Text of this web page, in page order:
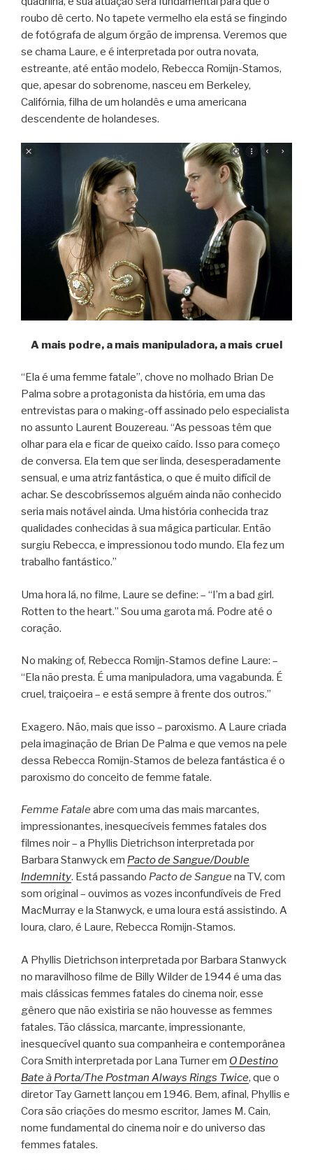
roubo dê certo. No tapete vermelho ela está se fingindo
de fotógrafa de algum órgão de imprensa. Veremos que
se chama Laure, e é interpretada por outra novata,
estreante, até então modelo, Rebecca Romijn-Stamos,
que, apesar do sobrenome, nasceu em Berkeley,
Califórnia, filha de um holandês e uma americana
descendente de holandeses.
A mais podre, a mais manipuladora, a mais cruel
“Ela é uma femme fatale”, chove no molhado Brian De
Palma sobre a protagonista da história, em uma das
entrevistas para o making-off assinado pelo especialista
no assunto Laurent Bouzereau. “As pessoas têm que
olhar para ela e ficar de queixo caído. Isso para começo
de conversa. Ela tem que ser linda, desesperadamente
sensual, e uma atriz fantástica, o que é muito difícil de
achar. Se descobríssemos alguém ainda não conhecido
seria mais notável ainda. Uma história conhecida traz
qualidades conhecidas à sua mágica particular. Então
surgiu Rebecca, e impressionou todo mundo. Ela fez um
trabalho fantástico.”
Uma hora lá, no filme, Laure se define: – “I’m a bad girl.
Rotten to the heart.” Sou uma garota má. Podre até o
coração.
No making of, Rebecca Romijn-Stamos define Laure: –
“Ela não presta. É uma manipuladora, uma vagabunda. É
cruel, traiçoeira – e está sempre à frente dos outros.”
Exagero. Não, mais que isso – paroxismo. A Laure criada
pela imaginação de Brian De Palma e que vemos na pele
dessa Rebecca Romijn-Stamos de beleza fantástica é o
paroxismo do conceito de femme fatale.
Femme Fatale abre com uma das mais marcantes,
impressionantes, inesquecíveis femmes fatales dos
filmes noir – a Phyllis Dietrichson interpretada por
Barbara Stanwyck em Pacto de Sangue/Double
Indemnity. Está passando Pacto de Sangue na TV, com
som original – ouvimos as vozes inconfundíveis de Fred
MacMurray e la Stanwyck, e uma loura está assistindo. A
loura, claro, é Laure, Rebecca Romijn-Stamos.
A Phyllis Dietrichson interpretada por Barbara Stanwyck
no maravilhoso filme de Billy Wilder de 1944 é uma das
mais clássicas femmes fatales do cinema noir, esse
gênero que não existiria se não houvesse as femmes
fatales. Tão clássica, marcante, impressionante,
inesquecível quanto sua companheira e contemporânea
Cora Smith interpretada por Lana Turner em O Destino
Bate à Porta/The Postman Always Rings Twice, que o
diretor Tay Garnett lançou em 1946. Bem, afinal, Phyllis e
Cora são criações do mesmo escritor, James M. Cain,
nome fundamental do cinema noir e do universo das
femmes fatales.